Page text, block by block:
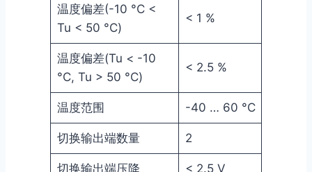
温度偏差(-10 °C <
Tu < 50 °C)
< 1 %
温度偏差(Tu < -10
°C, Tu > 50 °C)
< 2.5 %
温度范围 -40 … 60 °C
切换输出端数量 2
切换输出端压降 < 2.5 V